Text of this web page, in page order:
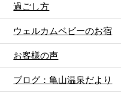
過ごし方
ウェルカムベビーのお宿
お客様の声
ブログ：亀山温泉だより